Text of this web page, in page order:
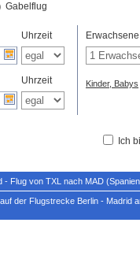
Gabelflug
Uhrzeit
Uhrzeit
Erwachsene
Kinder, Babys
Ich
- Flug von TXL nach MAD
der Flugstrecke Berlin - Madrid